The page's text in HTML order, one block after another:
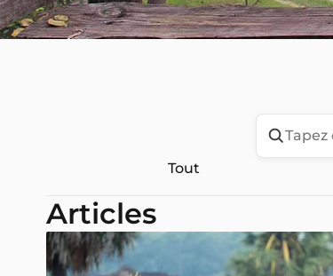
Tout
Articles